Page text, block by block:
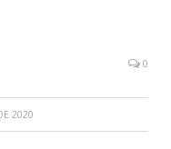
0
2020